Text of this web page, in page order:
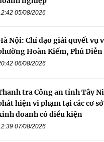
05/08/2026
Nội: Chỉ đạo giải quyết vụ
Hoàn Kiếm, Phú Diễn
06/08/2026
tra Công an tỉnh Tây
hiện vi phạm tại các cơ sở
doanh có điều kiện
07/08/2026